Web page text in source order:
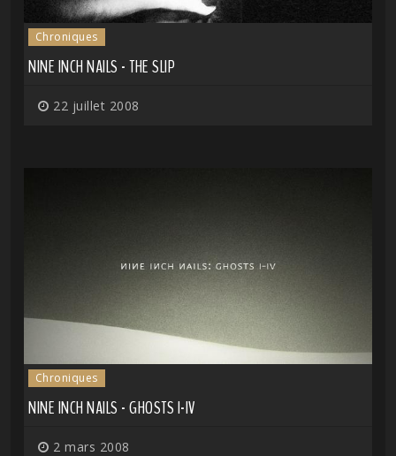
Chroniques
NINE INCH NAILS - THE SLIP
22 juillet 2008
Chroniques
NINE INCH NAILS - GHOSTS I-IV
2 mars 2008